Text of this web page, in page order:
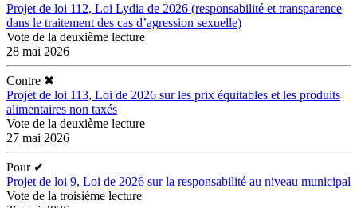
Projet de loi 112, Loi Lydia de 2026 (responsabilité et transparence
dans le traitement des cas d’agression sexuelle)
Vote de la deuxième lecture
28 mai 2026
Contre ✖
Projet de loi 113, Loi de 2026 sur les prix équitables et les produits
alimentaires non taxés
Vote de la deuxième lecture
27 mai 2026
Pour ✔
Projet de loi 9, Loi de 2026 sur la responsabilité au niveau municipal
Vote de la troisième lecture